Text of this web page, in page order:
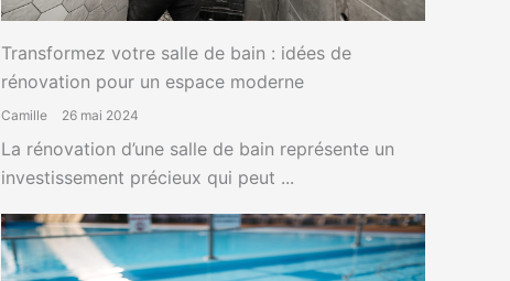
Transformez votre salle de bain : idées de
rénovation pour un espace moderne
Camille 26 mai 2024
La rénovation d’une salle de bain représente un
investissement précieux qui peut ...